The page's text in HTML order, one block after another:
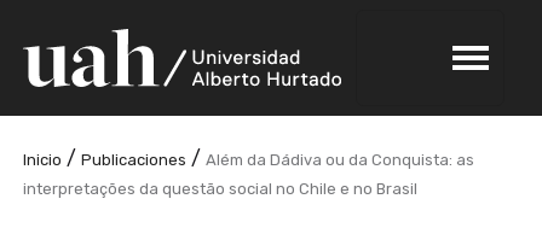
Inicio /Publicaciones /Além da Dádiva ou da Conquista: as
interpretações da questão social no Chile e no Brasil